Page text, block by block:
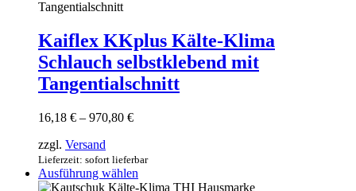
Varianten
auf.
Die
Optionen
können
werden
Kaiflex KKplus Kälte-Klima
Schlauch selbstklebend mit
Tangentialschnitt
16,18 € – 970,80 €Preisspanne:
970,80 €
zzgl. Versand
Lieferzeit: sofort lieferbar
Ausführung wählen
Produkt